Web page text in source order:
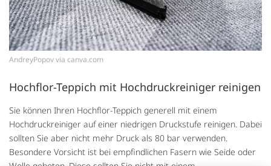
AndreyPopov via canva.com
Hochflor-Teppich mit Hochdruckreiniger reinigen
Sie können Ihren Hochflor-Teppich generell mit einem
Hochdruckreiniger auf einer niedrigen Druckstufe reinigen. Dabei
sollten Sie aber nicht mehr Druck als 80 bar verwenden.
Besondere Vorsicht ist bei empfindlichen Fasern wie Seide oder